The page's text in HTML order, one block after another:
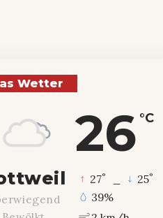
Wetter
26 °C
27° 25°
39%